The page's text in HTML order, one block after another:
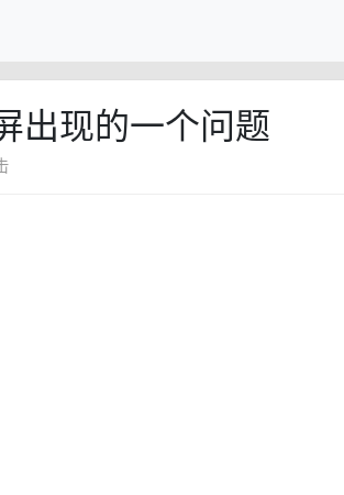
出现的一个问题